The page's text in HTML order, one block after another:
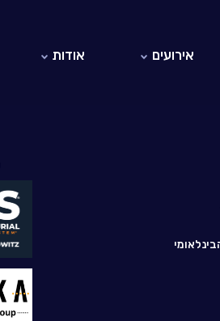
אירועים
אודות